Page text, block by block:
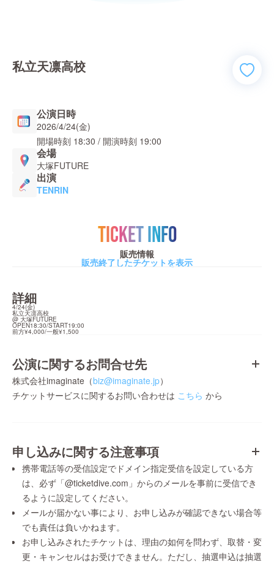
私立天凛高校
公演日時
2026/4/24(金)
開場時刻 18:30 / 開演時刻 19:00
会場
大塚FUTURE
出演
TENRIN
TICKET INFO
販売情報
販売終了したチケットを表示
詳細
4/24(金)
私立天凛高校
@ 大塚FUTURE
OPEN18:30/START19:00
前方¥4,000/一般¥1,500
公演に関するお問合せ先
株式会社imaginate（biz@imaginate.jp）
チケットサービスに関するお問い合わせは こちら から
申し込みに関する注意事項
携帯電話等の受信設定でドメイン指定受信を設定している方
は、必ず「@ticketdive.com」からのメールを事前に受信でき
るように設定してください。
メールが届かない事により、お申し込みが確認できない場合等
でも責任は負いかねます。
お申し込みされたチケットは、理由の如何を問わず、取替・変
更・キャンセルはお受けできません。ただし、抽選申込は抽選